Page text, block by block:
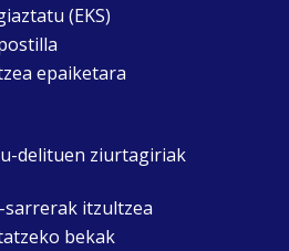
(EKS)
epaiketara
delituen ziurtagiriak
itzultzea
bekak